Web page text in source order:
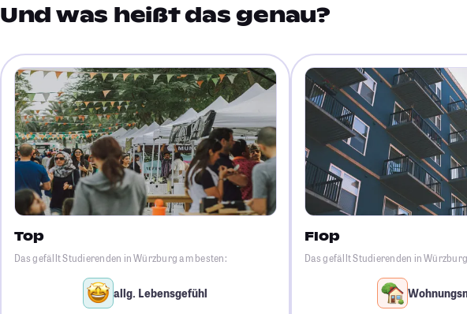
Und was heißt das genau?
Top
Das gefällt Studierenden in Würzburg am besten:
allg. Lebensgefühl
Flop
Das gefällt Studierenden in